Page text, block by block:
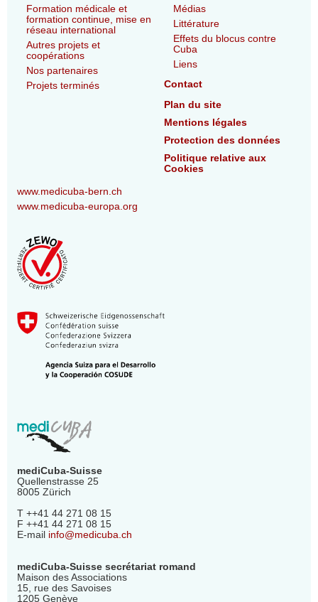
Formation médicale et
formation continue, mise en
réseau international
Autres projets et
coopérations
Nos partenaires
Projets terminés
Médias
Littérature
Effets du blocus contre
Cuba
Liens
Contact
Plan du site
Mentions légales
Protection des données
Politique relative aux
Cookies
www.medicuba-bern.ch
www.medicuba-europa.org
mediCuba-Suisse
Quellenstrasse 25
8005 Zürich
T ++41 44 271 08 15
F ++41 44 271 08 15
E-mail info@medicuba.ch
mediCuba-Suisse secrétariat romand
Maison des Associations
15, rue des Savoises
1205 Genève